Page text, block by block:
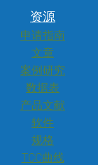
资源
申请指南
文章
案例研究
数据表
产品文献
软件
规格
TCC曲线